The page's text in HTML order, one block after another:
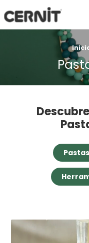
Cernit Une qualité
Breadcrumb trail: